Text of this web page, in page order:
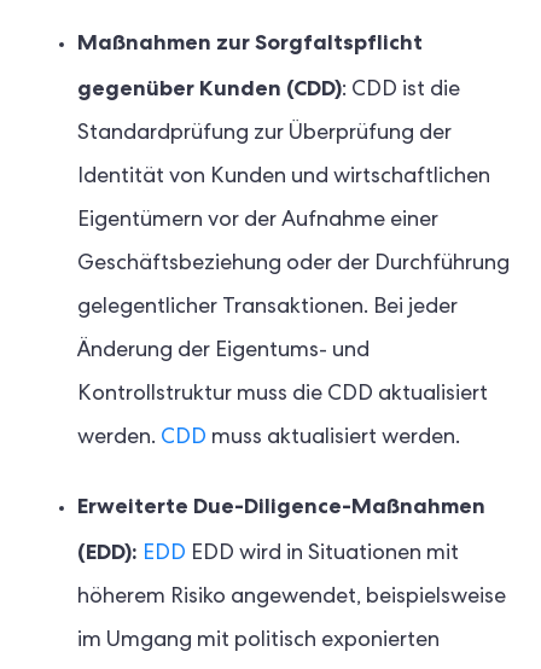
Maßnahmen zur Sorgfaltspflicht
gegenüber Kunden (CDD): CDD ist die
Standardprüfung zur Überprüfung der
Identität von Kunden und wirtschaftlichen
Eigentümern vor der Aufnahme einer
Geschäftsbeziehung oder der Durchführung
gelegentlicher Transaktionen. Bei jeder
Änderung der Eigentums- und
Kontrollstruktur muss die CDD aktualisiert
werden. CDD muss aktualisiert werden.
Erweiterte Due-Diligence-Maßnahmen
(EDD): EDD EDD wird in Situationen mit
höherem Risiko angewendet, beispielsweise
im Umgang mit politisch exponierten